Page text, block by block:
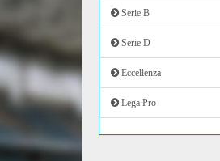
Serie B
Serie D
Eccellenza
Lega Pro